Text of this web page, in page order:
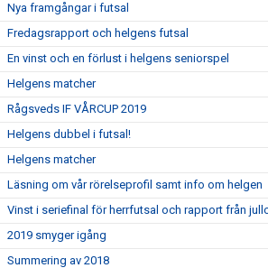
Nya framgångar i futsal
Fredagsrapport och helgens futsal
En vinst och en förlust i helgens seniorspel
Helgens matcher
Rågsveds IF VÅRCUP 2019
Helgens dubbel i futsal!
Helgens matcher
Läsning om vår rörelseprofil samt info om helgen
Vinst i seriefinal för herrfutsal och rapport från
2019 smyger igång
Summering av 2018